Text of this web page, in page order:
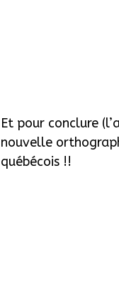
Et pour conclure
nouvelle
québécois !!